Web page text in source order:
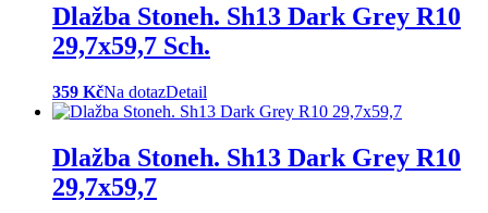
Dlažba Stoneh. Sh13 Dark Grey R10
29,7x59,7 Sch.
359 KčNa dotazDetail
Dlažba Stoneh. Sh13 Dark Grey R10
29,7x59,7